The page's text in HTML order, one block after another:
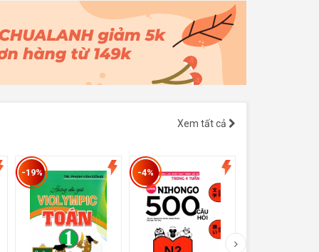
Xem tất cả
-19% -4%